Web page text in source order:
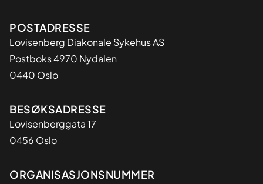
Adresse
POSTADRESSE
Lovisenberg Diakonale Sykehus AS
Postboks 4970 Nydalen
0440 Oslo
BESØKSADRESSE
Lovisenberggata 17
0456 Oslo
Organisasjon
ORGANISASJONSNUMMER